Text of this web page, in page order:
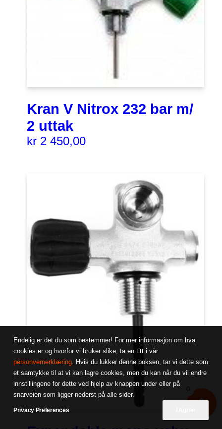
Kran V Nitrox 232 bar m/
2 uttak
kr 2 450,00
Endelig er det du som bestemmer! For mer informasjon om hva
cookies er og hvorfor vi bruker slike, ta en titt i vår
personvernerklæring. Hvis du lukker denne boksen, tar vi dette som
et samtykke til at vi kan lagre cookies, men du kan når du vil endre
innstillingene for dette ved hjelp av knappen under eller på
snarveien som ligger nederst på alle sider.
Privacy Preferences
0